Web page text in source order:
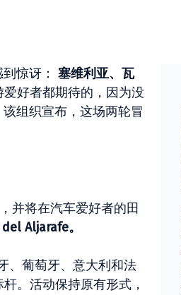
惊讶： 塞维利亚、瓦
好者都期待的，因为没
组织宣布，这场两轮冒
，并将在汽车爱好者的田
Aljarafe。
、葡萄牙、意大利和法
。活动保持原有形式，